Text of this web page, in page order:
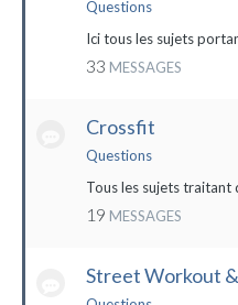
Questions
Ici tous les sujets
33 MESSAGES
Crossfit
Questions
Tous les sujets traitant
19 MESSAGES
Street Workout